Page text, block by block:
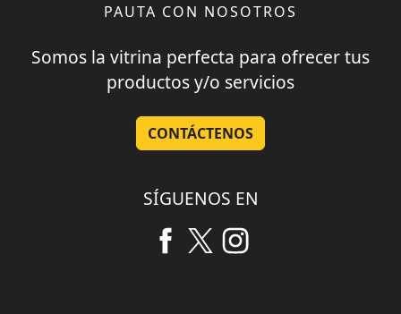
PAUTA CON NOSOTROS
Somos la vitrina perfecta para ofrecer tus
productos y/o servicios
CONTÁCTENOS
SÍGUENOS EN